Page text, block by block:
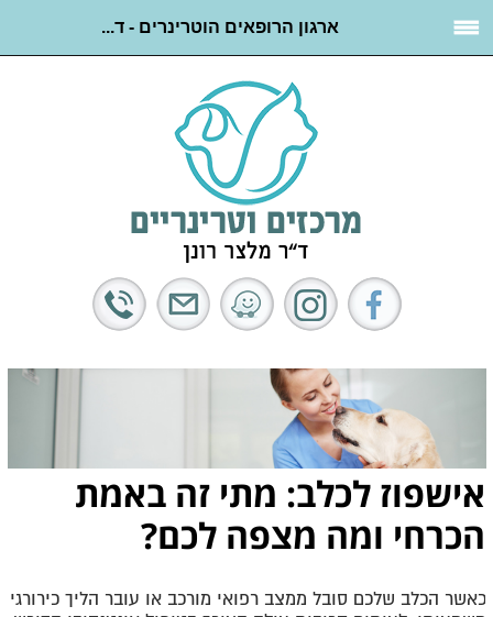
ארגון הרופאים הוטרינרים - ד...
אישפוז לכלב: מתי זה באמת
הכרחי ומה מצפה לכם?
כאשר הכלב שלכם סובל ממצב רפואי מורכב או עובר הליך כירורגי